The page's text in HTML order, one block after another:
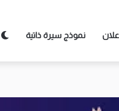
نموذج سيرة ذاتية